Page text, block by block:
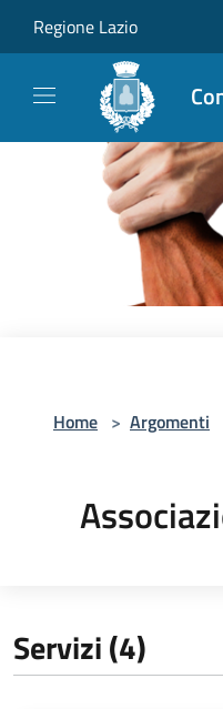
Regione Lazio
Home > Argomenti
Servizi (4)